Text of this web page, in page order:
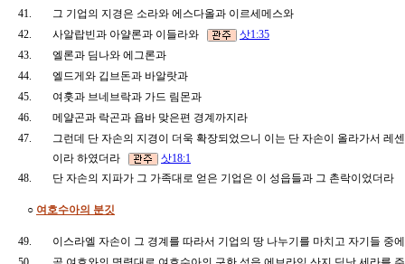
41.
그 기업의 지경은 소라와 에스다올과 이르세메스와
42.
사알랍빈과 아얄론과 이들라와
삿1:35
43.
엘론과 딤나와 에그론과
44.
엘드게와 깁브돈과 바알랏과
45.
여훗과 브네브락과 가드 림몬과
46.
메얄곤과 락곤과 욥바 맞은편 경계까지라
47.
그런데 단 자손의 지경이 더욱 확장되었으니 이는 단 자손이 올라가서 레
이라 하였더라
삿18:1
48.
단 자손의 지파가 그 가족대로 얻은 기업은 이 성읍들과 그 촌락이었더라
○ 여호수아의 분깃
49.
이스라엘 자손이 그 경계를 따라서 기업의 땅 나누기를 마치고 자기들